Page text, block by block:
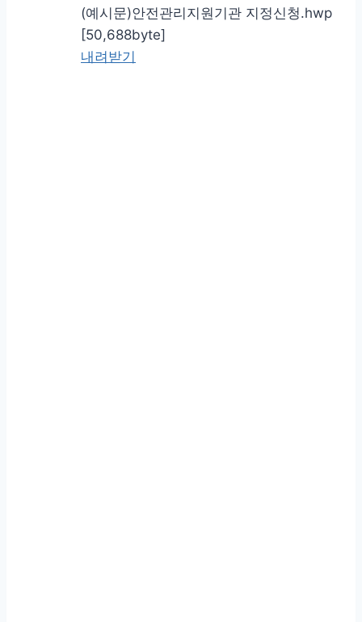
(예시문)안전관리지원기관 지정신청.hwp
[50,688byte]
내려받기